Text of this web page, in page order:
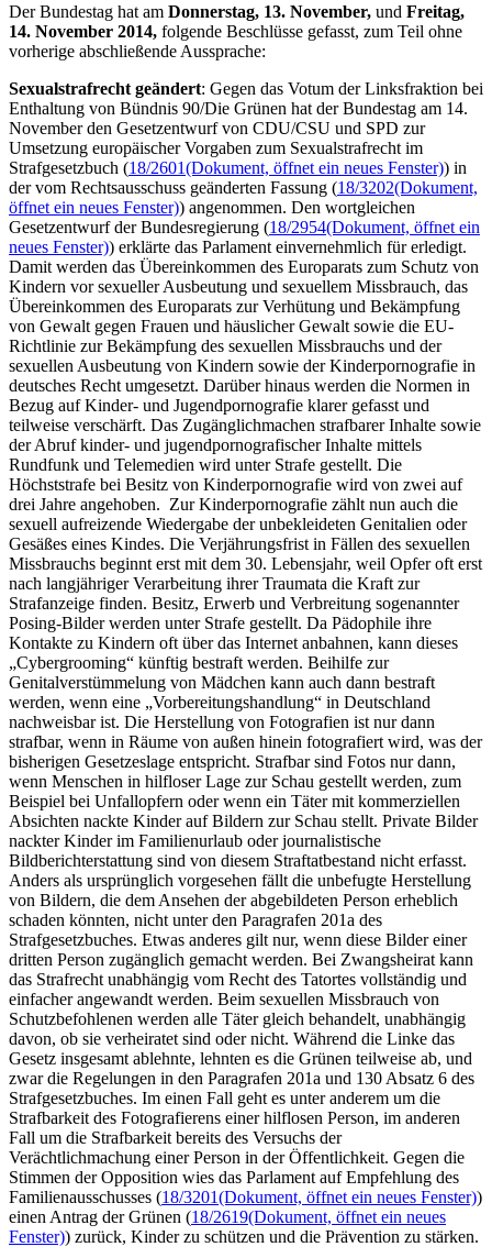
Der Bundestag hat am Donnerstag, 13. November, und Freitag,
14. November 2014, folgende Beschlüsse gefasst, zum Teil ohne
vorherige abschließende Aussprache:
Sexualstrafrecht geändert: Gegen das Votum der Linksfraktion bei
Enthaltung von Bündnis 90/Die Grünen hat der Bundestag am 14.
November den Gesetzentwurf von CDU/CSU und SPD zur
Umsetzung europäischer Vorgaben zum Sexualstrafrecht im
Strafgesetzbuch (18/2601(Dokument, öffnet ein neues Fenster)) in
der vom Rechtsausschuss geänderten Fassung (18/3202(Dokument,
öffnet ein neues Fenster)) angenommen. Den wortgleichen
Gesetzentwurf der Bundesregierung (18/2954(Dokument, öffnet ein
neues Fenster)) erklärte das Parlament einvernehmlich für erledigt.
Damit werden das Übereinkommen des Europarats zum Schutz von
Kindern vor sexueller Ausbeutung und sexuellem Missbrauch, das
Übereinkommen des Europarats zur Verhütung und Bekämpfung
von Gewalt gegen Frauen und häuslicher Gewalt sowie die EU-
Richtlinie zur Bekämpfung des sexuellen Missbrauchs und der
sexuellen Ausbeutung von Kindern sowie der Kinderpornografie in
deutsches Recht umgesetzt. Darüber hinaus werden die Normen in
Bezug auf Kinder- und Jugendpornografie klarer gefasst und
teilweise verschärft. Das Zugänglichmachen strafbarer Inhalte sowie
der Abruf kinder- und jugendpornografischer Inhalte mittels
Rundfunk und Telemedien wird unter Strafe gestellt. Die
Höchststrafe bei Besitz von Kinderpornografie wird von zwei auf
drei Jahre angehoben. Zur Kinderpornografie zählt nun auch die
sexuell aufreizende Wiedergabe der unbekleideten Genitalien oder
Gesäßes eines Kindes. Die Verjährungsfrist in Fällen des sexuellen
Missbrauchs beginnt erst mit dem 30. Lebensjahr, weil Opfer oft erst
nach langjähriger Verarbeitung ihrer Traumata die Kraft zur
Strafanzeige finden. Besitz, Erwerb und Verbreitung sogenannter
Posing-Bilder werden unter Strafe gestellt. Da Pädophile ihre
Kontakte zu Kindern oft über das Internet anbahnen, kann dieses
„Cybergrooming“ künftig bestraft werden. Beihilfe zur
Genitalverstümmelung von Mädchen kann auch dann bestraft
werden, wenn eine „Vorbereitungshandlung“ in Deutschland
nachweisbar ist. Die Herstellung von Fotografien ist nur dann
strafbar, wenn in Räume von außen hinein fotografiert wird, was der
bisherigen Gesetzeslage entspricht. Strafbar sind Fotos nur dann,
wenn Menschen in hilfloser Lage zur Schau gestellt werden, zum
Beispiel bei Unfallopfern oder wenn ein Täter mit kommerziellen
Absichten nackte Kinder auf Bildern zur Schau stellt. Private Bilder
nackter Kinder im Familienurlaub oder journalistische
Bildberichterstattung sind von diesem Straftatbestand nicht erfasst.
Anders als ursprünglich vorgesehen fällt die unbefugte Herstellung
von Bildern, die dem Ansehen der abgebildeten Person erheblich
schaden könnten, nicht unter den Paragrafen 201a des
Strafgesetzbuches. Etwas anderes gilt nur, wenn diese Bilder einer
dritten Person zugänglich gemacht werden. Bei Zwangsheirat kann
das Strafrecht unabhängig vom Recht des Tatortes vollständig und
einfacher angewandt werden. Beim sexuellen Missbrauch von
Schutzbefohlenen werden alle Täter gleich behandelt, unabhängig
davon, ob sie verheiratet sind oder nicht. Während die Linke das
Gesetz insgesamt ablehnte, lehnten es die Grünen teilweise ab, und
zwar die Regelungen in den Paragrafen 201a und 130 Absatz 6 des
Strafgesetzbuches. Im einen Fall geht es unter anderem um die
Strafbarkeit des Fotografierens einer hilflosen Person, im anderen
Fall um die Strafbarkeit bereits des Versuchs der
Verächtlichmachung einer Person in der Öffentlichkeit. Gegen die
Stimmen der Opposition wies das Parlament auf Empfehlung des
Familienausschusses (18/3201(Dokument, öffnet ein neues Fenster))
einen Antrag der Grünen (18/2619(Dokument, öffnet ein neues
Fenster)) zurück, Kinder zu schützen und die Prävention zu stärken.